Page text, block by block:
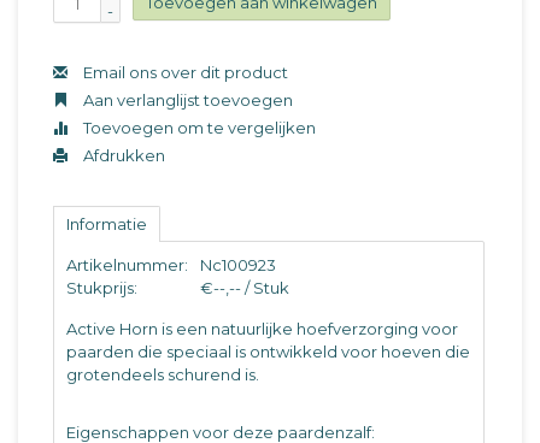
-
Email ons over dit product
Aan verlanglijst toevoegen
Toevoegen om te vergelijken
Afdrukken
Informatie
Artikelnummer:
Nc100923
Stukprijs:
€--,-- / Stuk
Active Horn is een natuurlijke hoefverzorging voor
paarden die speciaal is ontwikkeld voor hoeven die
grotendeels schurend is.
Eigenschappen voor deze paardenzalf: